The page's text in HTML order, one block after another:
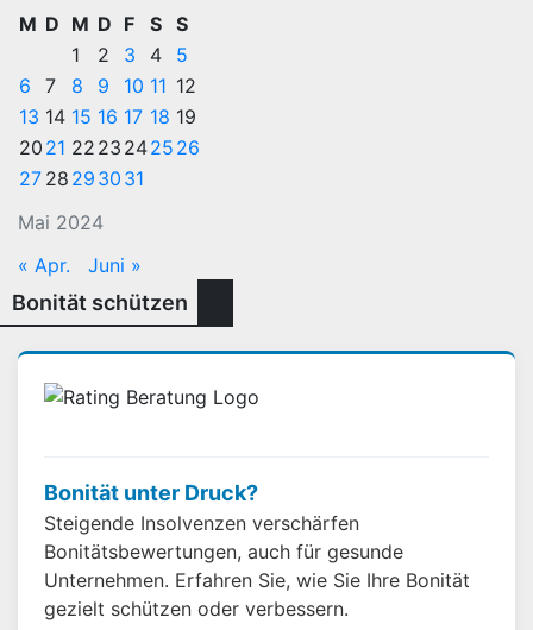
Mai 2024
M D M D F S S
1
2 3 4
5
6
7 8 9 10 11 12
13 14 15 16 17 18 19
20 21 22 23 2425 26
27 28 29 30 31
« Apr. Juni »
Bonität schützen
Bonität unter Druck?
Steigende Insolvenzen verschärfen
Bonitätsbewertungen, auch für gesunde
Unternehmen. Erfahren Sie, wie Sie Ihre Bonität
gezielt schützen oder verbessern.